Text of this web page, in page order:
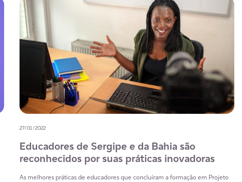
27/01/2022
Educadores de Sergipe e da Bahia são
reconhecidos por suas práticas inovadoras
As melhores práticas de educadores que concluíram a formação em Projeto